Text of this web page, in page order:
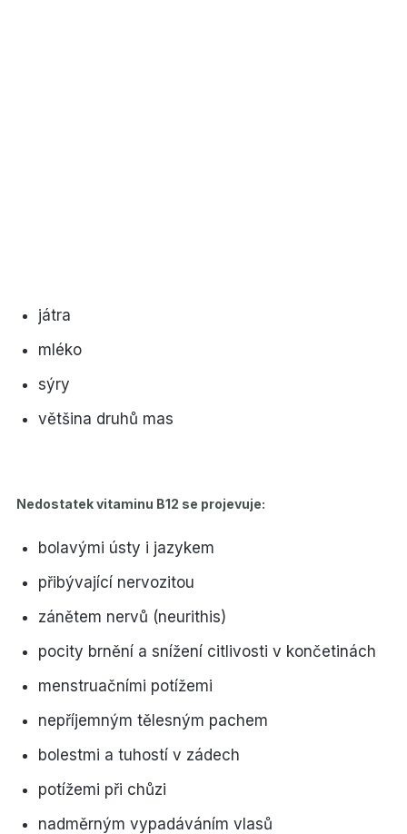
játra
mléko
sýry
většina druhů mas
Nedostatek vitaminu B12 se projevuje:
bolavými ústy i jazykem
přibývající nervozitou
zánětem nervů (neurithis)
pocity brnění a snížení citlivosti v končetinách
menstruačními potížemi
nepříjemným tělesným pachem
bolestmi a tuhostí v zádech
potížemi při chůzi
nadměrným vypadáváním vlasů